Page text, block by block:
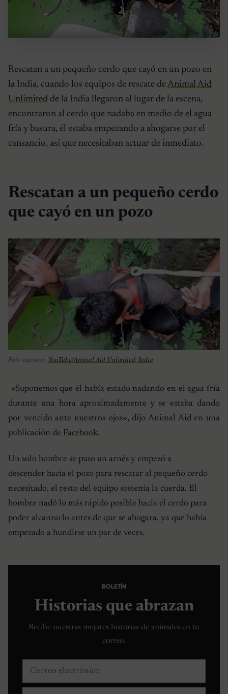
Rescatan a un pequeño cerdo que cayó en un pozo en
la India, cuando los equipos de rescate deAnimal Aid
Unlimited de la India llegaron al lugar de la escena,
encontraron al cerdo que nadaba en medio de el agua
fría y basura, él estaba empezando a ahogarse por el
cansancio, así que necesitaban actuar de inmediato.
Rescatan a un pequeño cerdo
que cayó en un pozo
Foto captura: YouTube/Animal Aid Unlimited, India
«Suponemos que él había estado nadando en el agua fría
durante una hora aproximadamente y se estaba dando
por vencido ante nuestros ojos», dijo Animal Aid en una
publicación de Facebook.
Un solo hombre se puso un arnés y empezó a
descender hacia el pozo para rescatar al pequeño cerdo
necesitado, el resto del equipo sostenía la cuerda. El
hombre nadó lo más rápido posible hacia el cerdo para
poder alcanzarlo antes de que se ahogara, ya que había
empezado a hundirse un par de veces.
BOLETÍN
Historias que abrazan
Recibe nuestras mejores historias de animales en tu
correo.
Correo electrónico